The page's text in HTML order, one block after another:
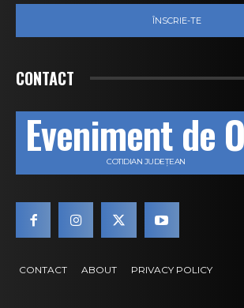
ÎNSCRIE-TE
CONTACT
Eveniment de
COTIDIAN JUDEȚEAN
CONTACT ABOUT PRIVACY POLICY